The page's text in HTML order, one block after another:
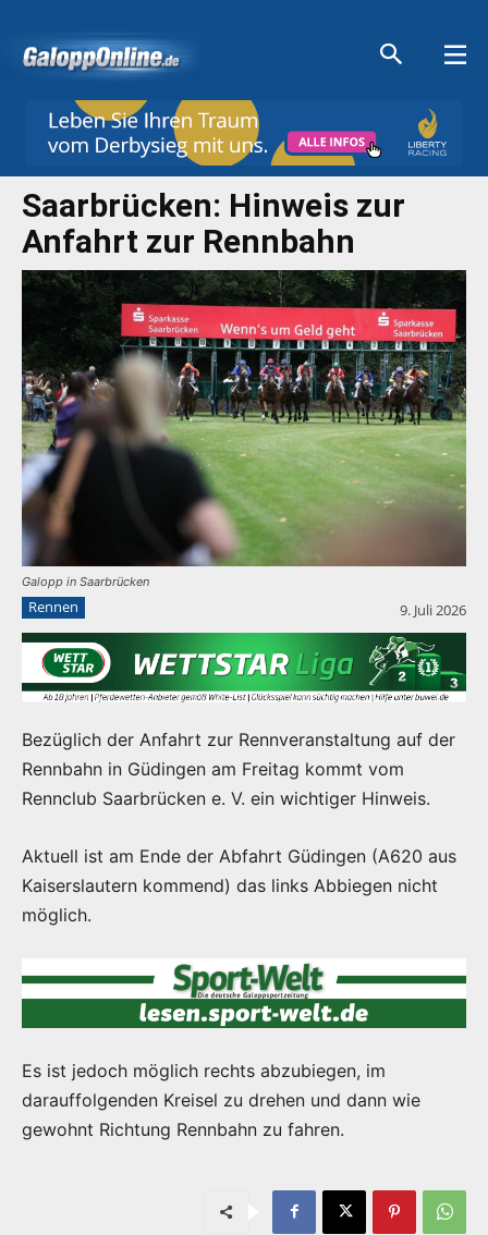
Saarbrücken: Hinweis zur
Anfahrt zur Rennbahn
Galopp in Saarbrücken
Rennen 9. Juli 2026
Bezüglich der Anfahrt zur Rennveranstaltung auf der
Rennbahn in Güdingen am Freitag kommt vom
Rennclub Saarbrücken e. V. ein wichtiger Hinweis.
Aktuell ist am Ende der Abfahrt Güdingen (A620 aus
Kaiserslautern kommend) das links Abbiegen nicht
möglich.
Es ist jedoch möglich rechts abzubiegen, im
darauffolgenden Kreisel zu drehen und dann wie
gewohnt Richtung Rennbahn zu fahren.